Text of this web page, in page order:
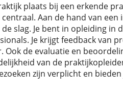
plaats bij een erkende
Aan de hand van
slag. Je bent in opleiding
Je krijgt feedback van
de evaluatie en
van de
zijn verplicht en